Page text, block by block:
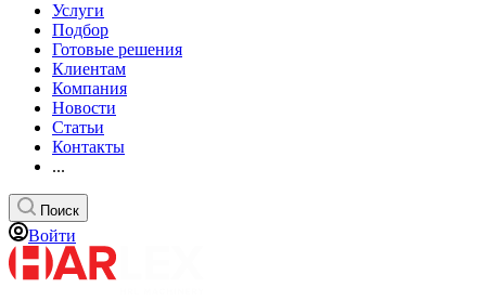
Услуги
Подбор
Готовые решения
Клиентам
Компания
Новости
Статьи
Контакты
...
Поиск
Войти